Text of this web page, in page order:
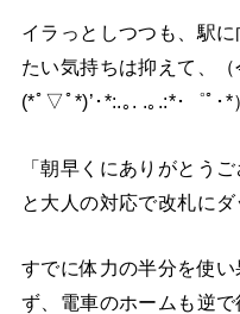
イラっとしつつも、駅
たい気持ちは抑えて、
(*ﾟ▽ﾟ*)’･*:.｡. .｡.:*･゜ﾟ･*
「朝早くにありがとう
と大人の対応で改札にダ
すでに体力の半分を使
ず、電車のホームも逆で